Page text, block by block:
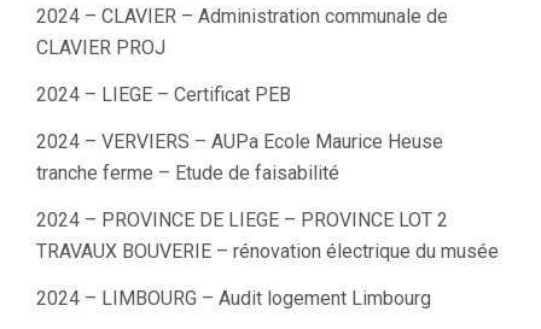
2024 – CLAVIER – Administration communale de
CLAVIER PROJ
2024 – LIEGE – Certificat PEB
2024 – VERVIERS – AUPa Ecole Maurice Heuse
tranche ferme – Etude de faisabilité
2024 – PROVINCE DE LIEGE – PROVINCE LOT 2
TRAVAUX BOUVERIE – rénovation électrique du musée
2024 – LIMBOURG – Audit logement Limbourg